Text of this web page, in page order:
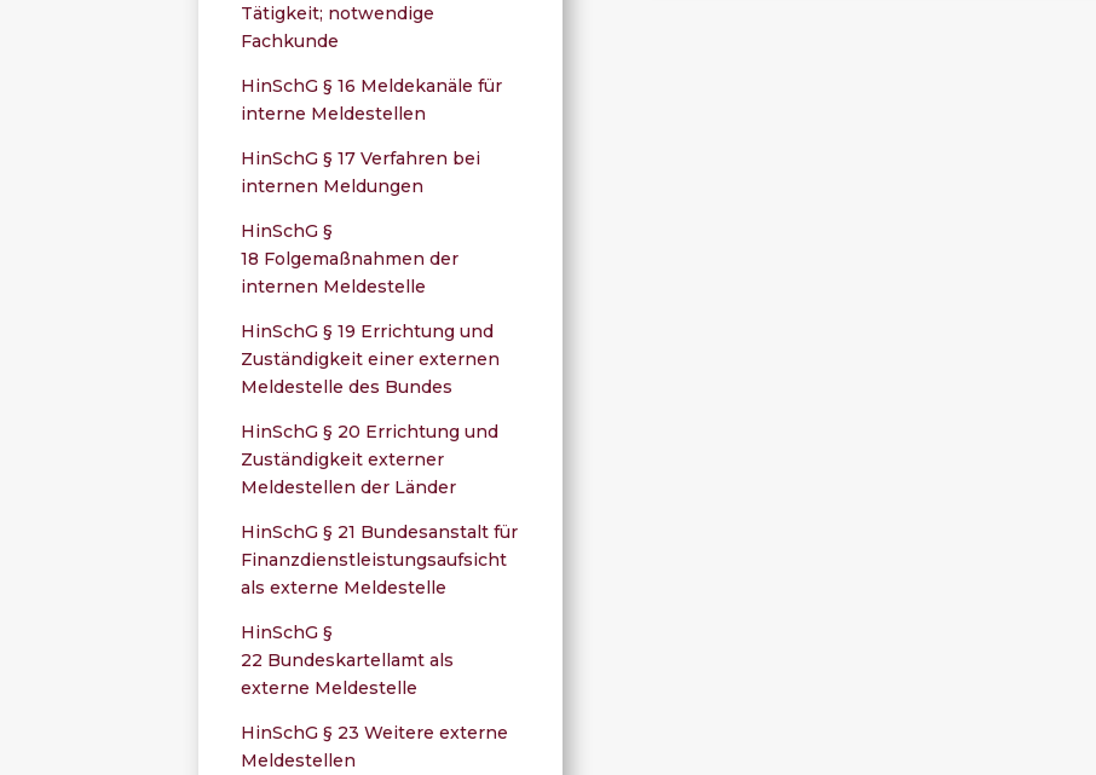
Tätigkeit; notwendige
Fachkunde
HinSchG § 16 Meldekanäle für
interne Meldestellen
HinSchG § 17 Verfahren bei
internen Meldungen
HinSchG §
18 Folgemaßnahmen der
internen Meldestelle
HinSchG § 19 Errichtung und
Zuständigkeit einer externen
Meldestelle des Bundes
HinSchG § 20 Errichtung und
Zuständigkeit externer
Meldestellen der Länder
HinSchG § 21 Bundesanstalt für
Finanzdienstleistungsaufsicht
als externe Meldestelle
HinSchG §
22 Bundeskartellamt als
externe Meldestelle
HinSchG § 23 Weitere externe
Meldestellen